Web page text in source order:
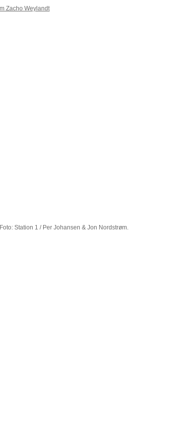
Foto: Station 1 / Per Johansen & Jon Nordstrøm.